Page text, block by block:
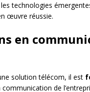
technologies
œuvre réussie.
en
solution télécom, il est
de